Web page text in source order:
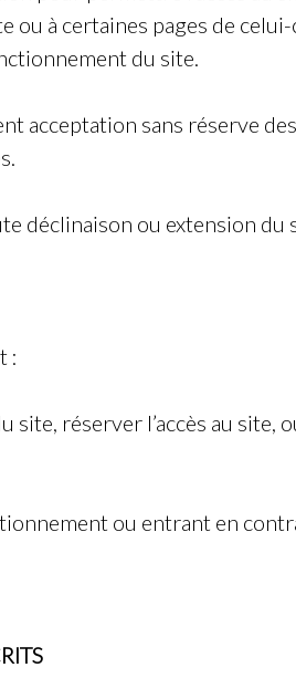
à certaines pages de
du site.
acceptation sans réserve
déclinaison ou extension
:
réserver l’accès au
ou entrant en